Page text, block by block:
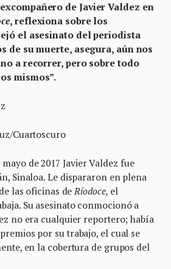
de Javier Valdez en
, reflexiona sobre los
el asesinato del periodista
de su muerte, asegura, aún nos
a recorrer, pero sobre todo
mismos”.
Cuartoscuro
de 2017 Javier Valdez fue
Sinaloa. Le dispararon en plena
las oficinas deRíodoce, el
Su asesinato conmocionó a
no era cualquier reportero; había
por su trabajo, el cual se
en la cobertura de grupos del